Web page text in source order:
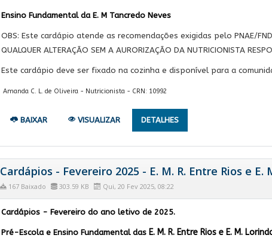
Ensino Fundamental da E. M Tancredo Neves
OBS: Este cardápio atende as recomendações exigidas pelo PNAE/
QUALQUER ALTERAÇÃO SEM A AURORIZAÇÃO DA NUTRICIONISTA
Este cardápio deve ser fixado na cozinha e disponível para a
Amanda C. L. de Oliveira - Nutricionista - CRN: 10992
BAIXAR VISUALIZAR DETALHES
Cardápios - Fevereiro 2025 - E. M. R. Entre Rios e E.
167 Baixado 303.59 KB Qui, 20 Fev 2025, 08:22
Cardápios - Fevereiro do ano letivo de 2025.
Pré-Escola e Ensino Fundamental das E. M. R. Entre Rios e E. M.